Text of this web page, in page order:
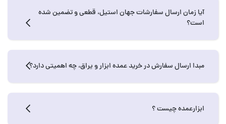
آیا زمان ارسال سفارشات جهان استیل، قطعی و تضمین شده
است؟
مبدا ارسال سفارش در خرید عمده ابزار و یراق، چه اهمیتی دارد؟
ابزارعمده چیست ؟